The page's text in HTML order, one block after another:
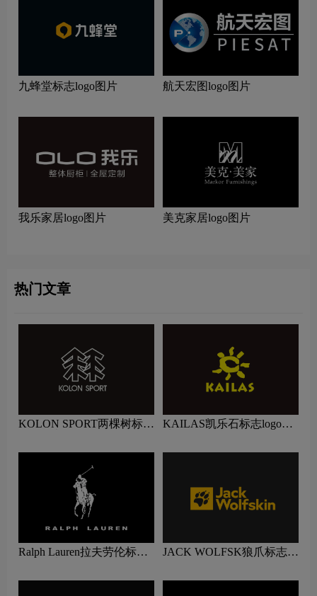
九蜂堂标志logo图片 航天宏图logo图片
我乐家居logo图片 美克家居logo图片
热门文章
KOLON SPORT两棵树标志
KAILAS凯乐石标志logo图
Ralph Lauren拉夫劳伦标志
JACK WOLFSK狼爪标志